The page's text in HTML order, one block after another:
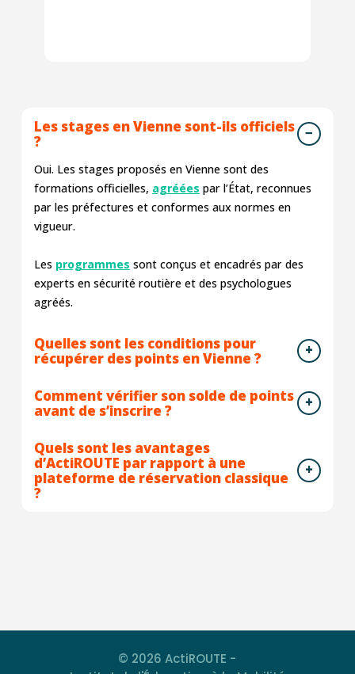
Les stages en Vienne sont-ils officiels
?
Oui. Les stages proposés en Vienne sont des
formations officielles, agréées par l’État, reconnues
par les préfectures et conformes aux normes en
vigueur.
Les programmes sont conçus et encadrés par des
experts en sécurité routière et des psychologues
agréés.
Quelles sont les conditions pour
récupérer des points en Vienne ?
Comment vérifier son solde de points
avant de s’inscrire ?
Quels sont les avantages
d’ActiROUTE par rapport à une
plateforme de réservation classique
?
© 2026 ActiROUTE -